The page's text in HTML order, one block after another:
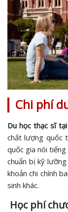
Chi phí
Du học thạc sĩ
chất lượng quốc
quốc gia nói tiếng
chuẩn bị kỹ
khoản chi chính
sinh khác.
Học phí